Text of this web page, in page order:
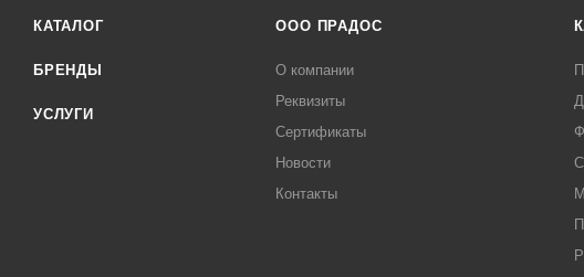
КАТАЛОГ
БРЕНДЫ
УСЛУГИ
ООО ПРАДОС
О компании
Реквизиты
Сертификаты
Новости
Контакты